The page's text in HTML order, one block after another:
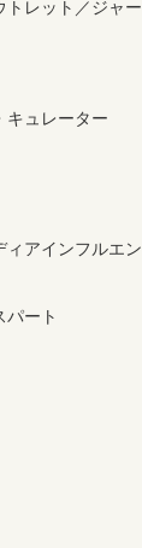
トレット／ジャー
キュレーター
ィアインフルエン
パート